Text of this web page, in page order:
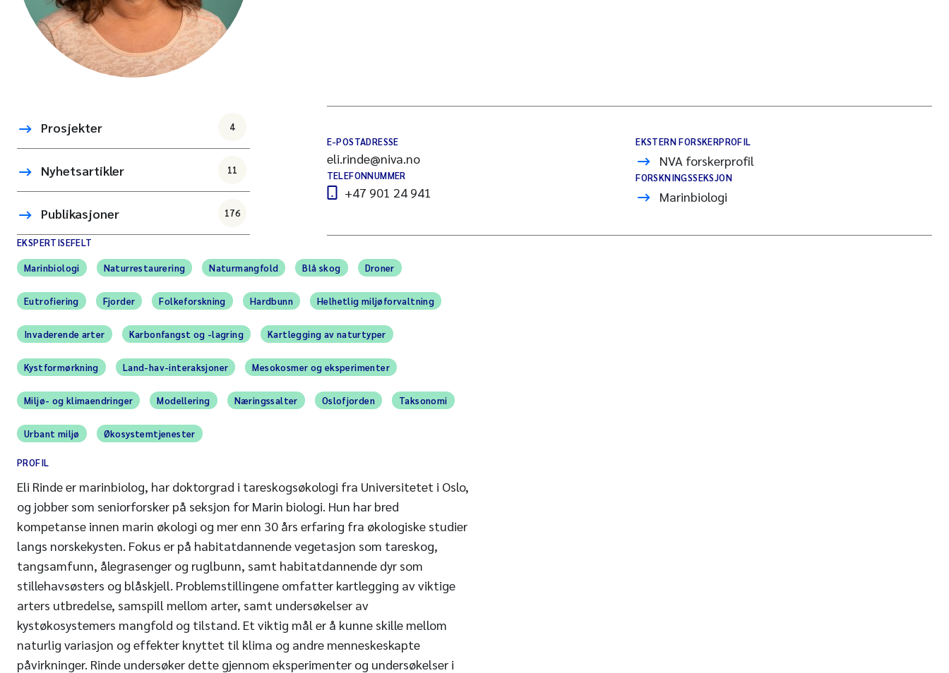
Prosjekter 4
Nyhetsartikler 11
Publikasjoner 176
E-POSTADRESSE
eli.rinde@niva.no
TELEFONNUMMER
+47 901 24 941
EKSTERN FORSKERPROFIL
NVA forskerprofil
FORSKNINGSSEKSJON
Marinbiologi
EKSPERTISEFELT
Marinbiologi Naturrestaurering Naturmangfold Blå skog Droner
Eutrofiering Fjorder Folkeforskning Hardbunn Helhetlig miljøforvaltning
Invaderende arter Karbonfangst og -lagring Kartlegging av naturtyper
Kystformørkning Land-hav-interaksjoner Mesokosmer og eksperimenter
Miljø- og klimaendringer Modellering Næringssalter Oslofjorden Taksonomi
Urbant miljø Økosystemtjenester
PROFIL
Eli Rinde er marinbiolog, har doktorgrad i tareskogsøkologi fra Universitetet i Oslo,
og jobber som seniorforsker på seksjon for Marin biologi. Hun har bred
kompetanse innen marin økologi og mer enn 30 års erfaring fra økologiske studier
langs norskekysten. Fokus er på habitatdannende vegetasjon som tareskog,
tangsamfunn, ålegrasenger og ruglbunn, samt habitatdannende dyr som
stillehavsøsters og blåskjell. Problemstillingene omfatter kartlegging av viktige
arters utbredelse, samspill mellom arter, samt undersøkelser av
kystøkosystemers mangfold og tilstand. Et viktig mål er å kunne skille mellom
naturlig variasjon og effekter knyttet til klima og andre menneskeskapte
påvirkninger. Rinde undersøker dette gjennom eksperimenter og undersøkelser i